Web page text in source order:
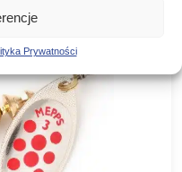
Prywatności